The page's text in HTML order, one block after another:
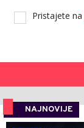
Pristajete na
NAJNOVIJE